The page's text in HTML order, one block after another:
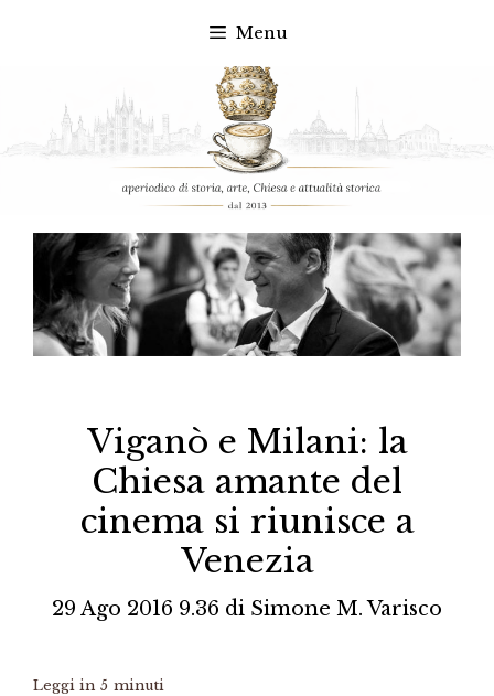
contenuto
Menu
Viganò e Milani: la
Chiesa amante del
cinema si riunisce a
Venezia
29 Ago 2016 9.36 di Simone M. Varisco
Leggi in 5 minuti